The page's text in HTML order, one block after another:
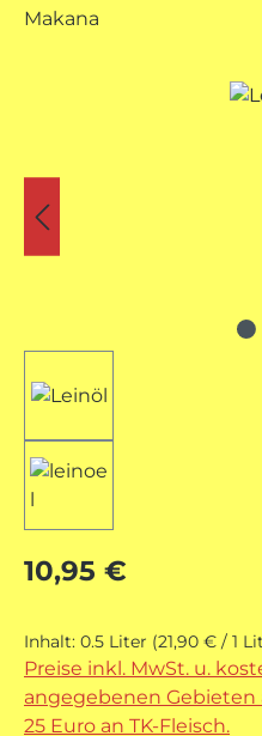
Makana
Bildergalerie
Regulärer Preis:
10,95 €
Inhalt: 0.5 Liter (21,90 € / 1
Preise inkl. MwSt. u.
angegebenen
25 Euro an TK-Fleisch.